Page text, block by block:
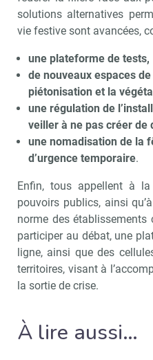
solutions alternatives
vie festive sont avancées,
une plateforme de tests,
de nouveaux espaces
piétonisation et la
une régulation de
veiller à ne pas créer de
une nomadisation de la
d’urgence temporaire.
Enfin, tous appellent à
pouvoirs publics, ainsi
norme des établissements
participer au débat, une
ligne, ainsi que des
territoires, visant à
la sortie de crise.
À lire aussi…
Recevoir
Non merci, je reçois déjà
!